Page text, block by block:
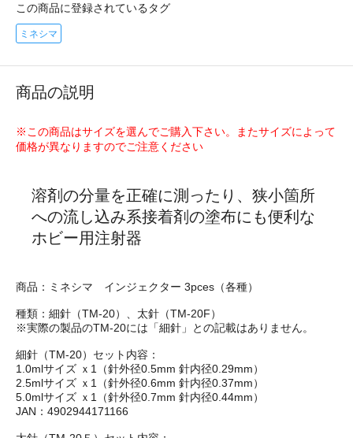
この商品に登録されているタグ
ミネシマ
商品の説明
※この商品はサイズを選んでご購入下さい。またサイズによって
価格が異なりますのでご注意ください
溶剤の分量を正確に測ったり、狭小箇所
への流し込み系接着剤の塗布にも便利な
ホビー用注射器
商品：ミネシマ インジェクター 3pces（各種）
種類：細針（TM-20）、太針（TM-20F）
※実際の製品のTM-20には「細針」との記載はありません。
細針（TM-20）セット内容：
1.0mlサイズ ｘ1（針外径0.5mm 針内径0.29mm）
2.5mlサイズ ｘ1（針外径0.6mm 針内径0.37mm）
5.0mlサイズ ｘ1（針外径0.7mm 針内径0.44mm）
JAN：4902944171166